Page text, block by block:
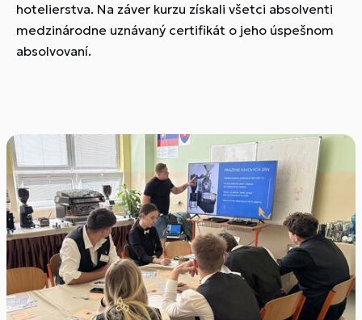
hotelierstva. Na záver kurzu získali všetci absolventi
medzinárodne uznávaný certifikát o jeho úspešnom
absolvovaní.